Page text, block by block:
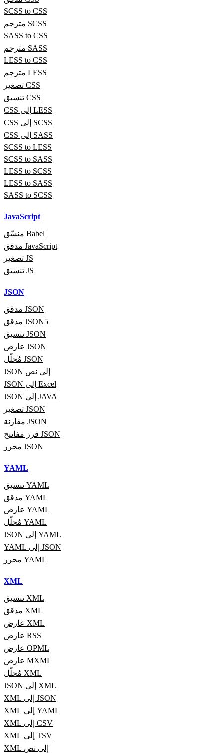
SCSS to CSS
مترجم SCSS
SASS to CSS
مترجم SASS
LESS to CSS
مترجم LESS
تصغير CSS
تنسيق CSS
CSS إلى LESS
CSS إلى SCSS
CSS إلى SASS
SCSS to LESS
SCSS to SASS
LESS to SCSS
LESS to SASS
SASS to SCSS
JavaScript
منسّق Babel
مدقق JavaScript
تصغير JS
تنسيق JS
JSON
مدقق JSON
مدقق JSON5
تنسيق JSON
عارض JSON
مُحلّل JSON
JSON إلى نص
JSON إلى Excel
JSON إلى JAVA
تصغير JSON
مقارنة JSON
فرز مفاتيح JSON
محرر JSON
YAML
تنسيق YAML
مدقق YAML
عارض YAML
مُحلّل YAML
JSON إلى YAML
YAML إلى JSON
محرر YAML
XML
تنسيق XML
مدقق XML
عارض XML
عارض RSS
عارض OPML
عارض MXML
مُحلّل XML
JSON إلى XML
XML إلى JSON
XML إلى YAML
XML إلى CSV
XML إلى TSV
XML إلى نص